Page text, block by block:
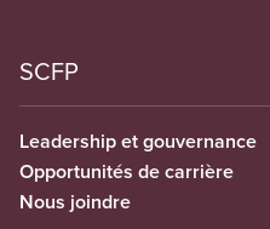
SCFP
Leadership et gouvernance
Opportunités de carrière
Nous joindre